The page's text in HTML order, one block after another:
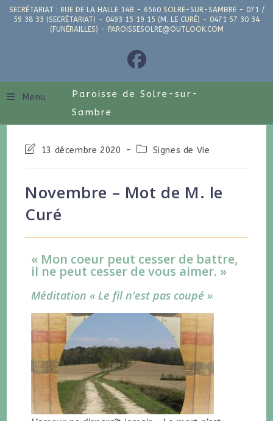
SECRÉTARIAT : RUE DE LA HALLE 14B - 6560 SOLRE-SUR-SAMBRE - 071 /
59 38 33 (SECRÉTARIAT) - 0493 15 19 15 (M. LE CURÉ) - 0471 57 30 34
(FUNÉRAILLES) - PAROISSESOLRE@OUTLOOK.COM
Menu
Paroisse de Solre-sur-
Sambre
13 décembre 2020 Signes de Vie
Novembre – Mot de M. le
Curé
« Mon coeur peut cesser de battre,
il ne peut cesser de vous aimer. »
Méditation « Le fil n'est pas coupé »